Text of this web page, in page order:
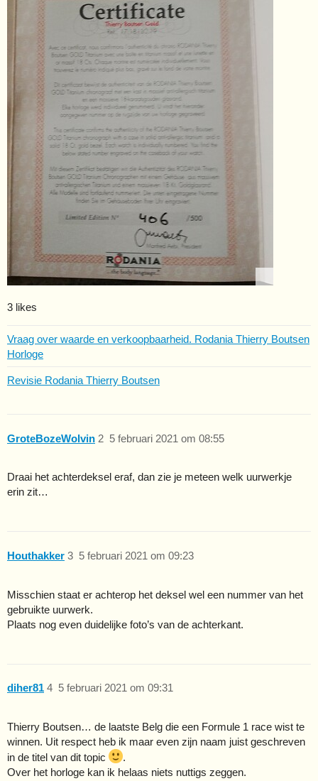
3 likes
Vraag over waarde en verkoopbaarheid. Rodania Thierry Boutsen
Horloge
Revisie Rodania Thierry Boutsen
GroteBozeWolvin 5 februari 2021 om 08:55
2
Draai het achterdeksel eraf, dan zie je meteen welk uurwerkje
erin zit…
Houthakker 5 februari 2021 om 09:23
3
Misschien staat er achterop het deksel wel een nummer van het
gebruikte uurwerk.
Plaats nog even duidelijke foto’s van de achterkant.
diher81 5 februari 2021 om 09:31
4
Thierry Boutsen… de laatste Belg die een Formule 1 race wist te
winnen. Uit respect heb ik maar even zijn naam juist geschreven
in de titel van dit topic
.
Over het horloge kan ik helaas niets nuttigs zeggen.